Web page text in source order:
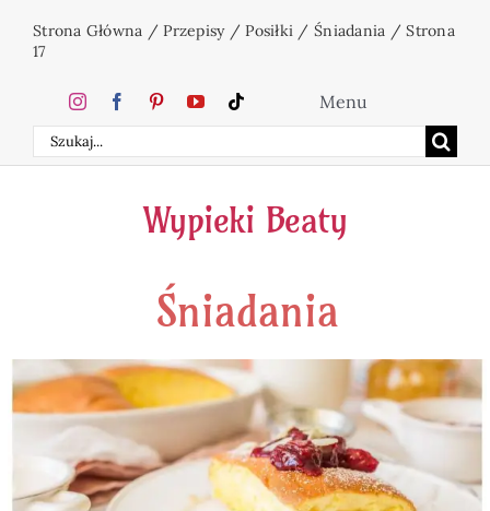
Strona Główna /Przepisy/Posiłki / Śniadania /Strona
17
Szukaj
Menu
Home
Ciasta
Desery
Święta
Napoje
Wypieki Beaty
Śniadania